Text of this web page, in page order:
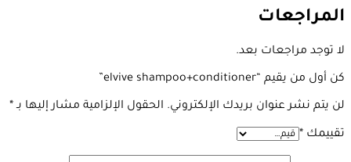
المراجعات
لا توجد مراجعات بعد.
كن أول من يقيم “elvive shampoo+conditioner”
لن يتم نشر عنوان بريدك الإلكتروني. الحقول الإلزامية مشار إليها بـ*
تقييمك *